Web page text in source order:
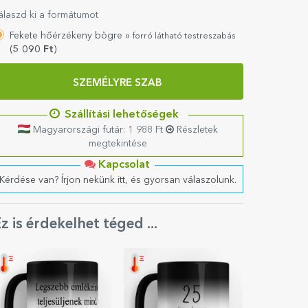
ki a formátumot
Fekete hőérzékeny bögre »forró látható testreszabás
(5 090 Ft )
SZEMÉLYRE SZAB
Szállítási lehetőségek
Magyarországi futár: 1 988 Ft
Részletek
megtekintése
Kapcsolat
van? Írjon nekünk itt, és gyorsan válaszolunk.
is érdekelhet téged ...